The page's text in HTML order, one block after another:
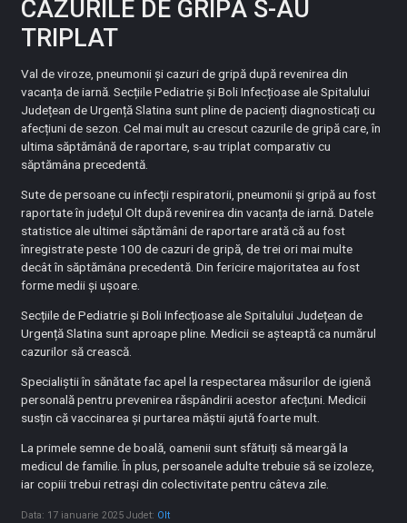
CAZURILE DE GRIPĂ S-AU
TRIPLAT
Val de viroze, pneumonii și cazuri de gripă după revenirea din
vacanța de iarnă. Secțiile Pediatrie și Boli Infecțioase ale Spitalului
Județean de Urgență Slatina sunt pline de pacienți diagnosticați cu
afecțiuni de sezon. Cel mai mult au crescut cazurile de gripă care, în
ultima săptămână de raportare, s-au triplat comparativ cu
săptămâna precedentă.
Sute de persoane cu infecții respiratorii, pneumonii și gripă au fost
raportate în județul Olt după revenirea din vacanța de iarnă. Datele
statistice ale ultimei săptămâni de raportare arată că au fost
înregistrate peste 100 de cazuri de gripă, de trei ori mai multe
decât în săptămâna precedentă. Din fericire majoritatea au fost
forme medii și ușoare.
Secțiile de Pediatrie și Boli Infecțioase ale Spitalului Județean de
Urgență Slatina sunt aproape pline. Medicii se așteaptă ca numărul
cazurilor să crească.
Specialiștii în sănătate fac apel la respectarea măsurilor de igienă
personală pentru prevenirea răspândirii acestor afecțuni. Medicii
susțin că vaccinarea și purtarea măștii ajută foarte mult.
La primele semne de boală, oamenii sunt sfătuiți să meargă la
medicul de familie. În plus, persoanele adulte trebuie să se izoleze,
iar copiii trebui retrași din colectivitate pentru câteva zile.
Data: 17 ianuarie 2025 Judet: Olt